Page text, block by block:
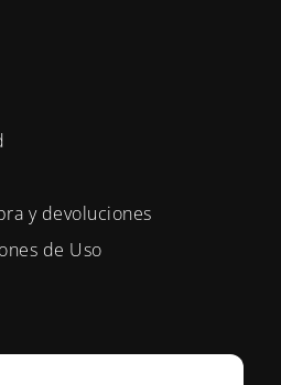
y devoluciones
de Uso